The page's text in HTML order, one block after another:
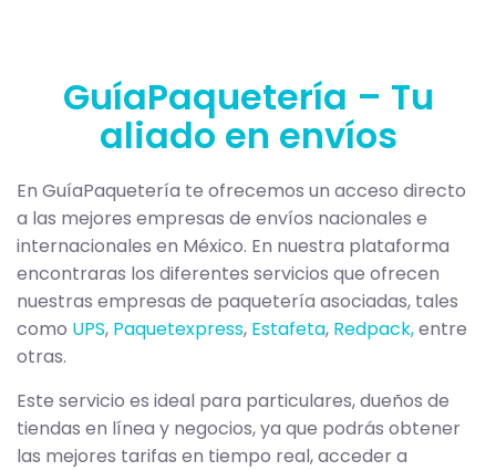
GuíaPaquetería – Tu
aliado en envíos
En GuíaPaquetería te ofrecemos un acceso directo
a las mejores empresas de envíos nacionales e
internacionales en México. En nuestra plataforma
encontraras los diferentes servicios que ofrecen
nuestras empresas de paquetería asociadas, tales
como UPS, Paquetexpress, Estafeta, Redpack,entre
otras.
Este servicio es ideal para particulares, dueños de
tiendas en línea y negocios, ya que podrás obtener
las mejores tarifas en tiempo real, acceder a